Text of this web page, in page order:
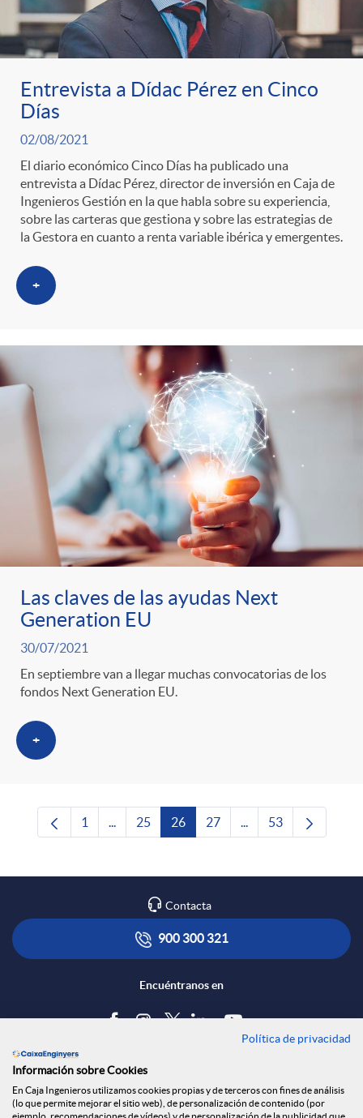
Entrevista a Dídac Pérez en Cinco
Días
02/08/2021
El diario económico Cinco Días ha publicado una
entrevista a Dídac Pérez, director de inversión en Caja de
Ingenieros Gestión en la que habla sobre su experiencia,
sobre las carteras que gestiona y sobre las estrategias de
la Gestora en cuanto a renta variable ibérica y emergentes.
+
Las claves de las ayudas Next
Generation EU
30/07/2021
En septiembre van a llegar muchas convocatorias de los
fondos Next Generation EU.
+
Página
1 ...Páginas intermedias Use TAB para
Página
25 Página
26 Página
27 ...Páginas intermedias
Página
53
Contacta
900 300 321
Encuéntranos en
Tablón de anuncios
Política de cookies
Política de privacidad
Información sobre Cookies
En Caja Ingenieros utilizamos cookies propias y de terceros con fines de análisis
(lo que permite mejorar el sitio web), de personalización de contenido (por